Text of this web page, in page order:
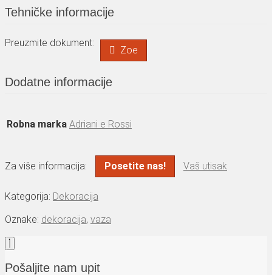
Tehničke informacije
Preuzmite dokument:
Zoe
Dodatne informacije
Robna marka Adriani e Rossi
Za više informacija: Posetite nas! Vaš utisak
Kategorija: Dekoracija
Oznake: dekoracija, vaza
Pošaljite nam upit